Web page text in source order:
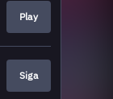
Play
Siga